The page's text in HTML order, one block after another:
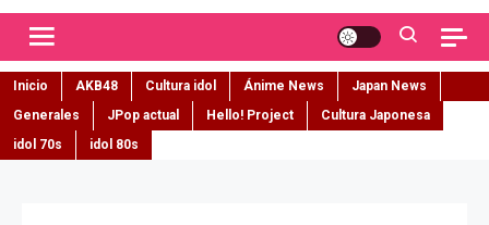
Inicio AKB48 Cultura idol Ánime News
Japan News
Generales
JPop actual Hello! Project
Cultura Japonesa
idol 70s
idol 80s